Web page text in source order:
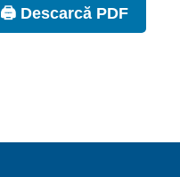
🖨️ Descarcă PDF